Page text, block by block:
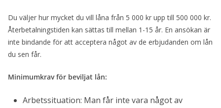
Du väljer hur mycket du vill låna från 5 000 kr upp till 500 000 kr.
Återbetalningstiden kan sättas till mellan 1-15 år. En ansökan är
inte bindande för att acceptera något av de erbjudanden om lån
du sen får.
Minimumkrav för beviljat lån:
Arbetssituation: Man får inte vara något av